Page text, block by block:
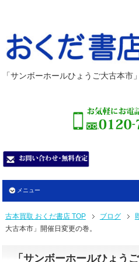
「サンボーホールひょうご大古本市
メニュー
古本買取 おくだ書店 TOP ブログ
大古本市」開催日変更の巻。
「サンボーホールひょう